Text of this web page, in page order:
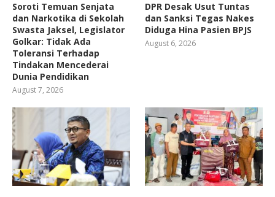
Soroti Temuan Senjata
dan Narkotika di Sekolah
Swasta Jaksel, Legislator
Golkar: Tidak Ada
Toleransi Terhadap
Tindakan Mencederai
Dunia Pendidikan
August 7, 2026
DPR Desak Usut Tuntas
dan Sanksi Tegas Nakes
Diduga Hina Pasien BPJS
August 6, 2026